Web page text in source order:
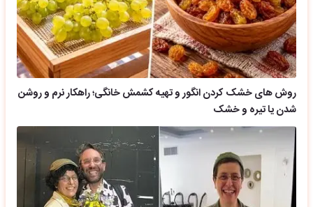
روش های خشک کردن انگور و تهیه کشمش خانگی؛ راهکار نرم و روشن
شدن یا تیره و خشک